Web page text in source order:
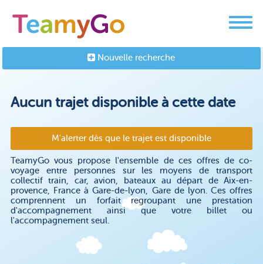
Nouvelle recherche
Aucun trajet disponible à cette date
M'alerter dès que le trajet est disponible
TeamyGo vous propose l'ensemble de ces offres de co-
voyage entre personnes sur les moyens de transport
collectif train, car, avion, bateaux au départ de Aix-en-
provence, France à Gare-de-lyon, Gare de lyon. Ces offres
comprennent un forfait regroupant une prestation
d'accompagnement ainsi que votre billet ou
l'accompagnement seul.